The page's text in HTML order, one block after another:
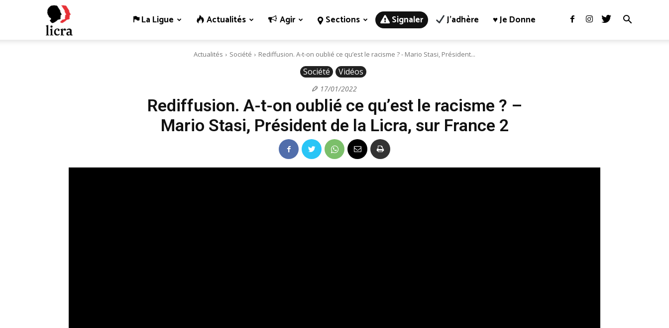
La Ligue Actualités Agir Sections Signaler J’adhère ♥ Je Donne
Actualités Société Rediffusion. A-t-on oublié ce qu’est le racisme ? - Mario Stasi, Président...
Société Vidéos
17/01/2022
Rediffusion. A-t-on oublié ce qu’est le racisme ? –
Mario Stasi, Président de la Licra, sur France 2